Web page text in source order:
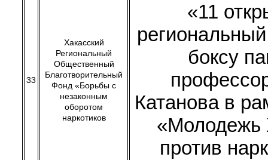
33
Хакасский
Региональный
Общественный
Благотворительный
Фонд «Борьбы с
незаконным
оборотом
наркотиков
«11
боксу
Катанова в
«Молодежь
против